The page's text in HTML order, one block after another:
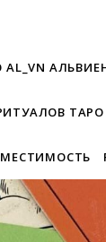
ТАРО